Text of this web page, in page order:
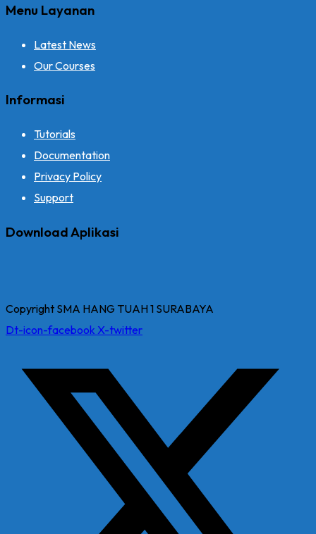
Menu Layanan
Latest News
Our Courses
Informasi
Tutorials
Documentation
Privacy Policy
Support
Download Aplikasi
Copyright SMA HANG TUAH 1 SURABAYA
Dt-icon-facebook X-twitter